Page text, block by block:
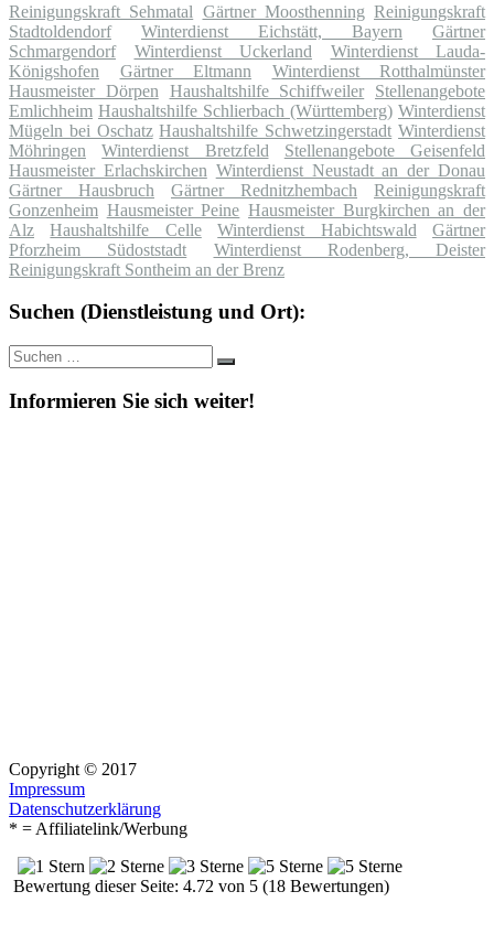
Reinigungskraft Sehmatal Gärtner Moosthenning Reinigungskraft
Stadtoldendorf
Winterdienst Eichstätt, Bayern
Gärtner
Schmargendorf
Winterdienst Uckerland
Winterdienst Lauda-
Königshofen
Gärtner Eltmann
Winterdienst Rotthalmünster
Hausmeister Dörpen
Haushaltshilfe Schiffweiler
Stellenangebote
Emlichheim Haushaltshilfe Schlierbach (Württemberg) Winterdienst
Mügeln bei Oschatz Haushaltshilfe Schwetzingerstadt Winterdienst
Möhringen
Winterdienst Bretzfeld
Stellenangebote Geisenfeld
Hausmeister Erlachskirchen Winterdienst Neustadt an der Donau
Gärtner Hausbruch
Gärtner Rednitzhembach
Reinigungskraft
Gonzenheim Hausmeister Peine Hausmeister Burgkirchen an der
Alz
Haushaltshilfe Celle Winterdienst Habichtswald
Gärtner
Pforzheim Südoststadt
Winterdienst Rodenberg, Deister
Reinigungskraft Sontheim an der Brenz
Suchen (Dienstleistung und Ort):
Suche
nach:
Suchen
Informieren Sie sich weiter!
Copyright © 2017
Impressum
Datenschutzerklärung
* = Affiliatelink/Werbung
Bewertung dieser Seite: 4.72 von 5 (18 Bewertungen)